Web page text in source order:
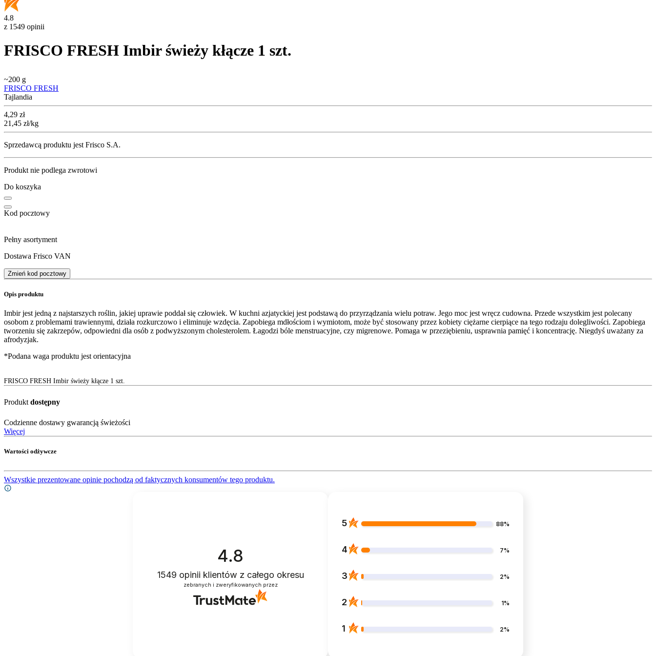
4.8
z 1549 opinii
FRISCO FRESH Imbir świeży kłącze 1 szt.
~200 g
FRISCO FRESH
Tajlandia
Cena
4,29 zł
21,45 zł/kg
Sprzedawcą produktu jest Frisco S.A.
Produkt nie podlega zwrotowi
Do koszyka
Kod pocztowy
Pełny asortyment
Dostawa Frisco VAN
Zmień kod pocztowy
Opis produktu
Imbir jest jedną z najstarszych roślin, jakiej uprawie poddał się człowiek. W kuchni azjatyckiej jest podstawą do przyrządzania wielu potraw. Jego moc jest wręcz cudowna. Przede wszystkim jest polecany
osobom z problemami trawiennymi, działa rozkurczowo i eliminuje wzdęcia. Zapobiega mdłościom i wymiotom, może być stosowany przez kobiety ciężarne cierpiące na tego rodzaju dolegliwości. Zapobiega
tworzeniu się zakrzepów, odpowiedni dla osób z podwyższonym cholesterolem. Łagodzi bóle menstruacyjne, czy migrenowe. Pomaga w przeziębieniu, usprawnia pamięć i koncentrację. Niegdyś uważany za
afrodyzjak.
*Podana waga produktu jest orientacyjna
FRISCO FRESH Imbir świeży kłącze 1 szt.
Produkt dostępny
Codzienne dostawy gwarancją świeżości
Więcej
Wartości odżywcze
Wszystkie prezentowane opinie pochodzą od faktycznych konsumentów tego produktu.
4.8
1549 opinii klientów z całego okresu
zebranych i zweryfikowanych przez
5 88%
4 7%
3 2%
2 1%
1 2%